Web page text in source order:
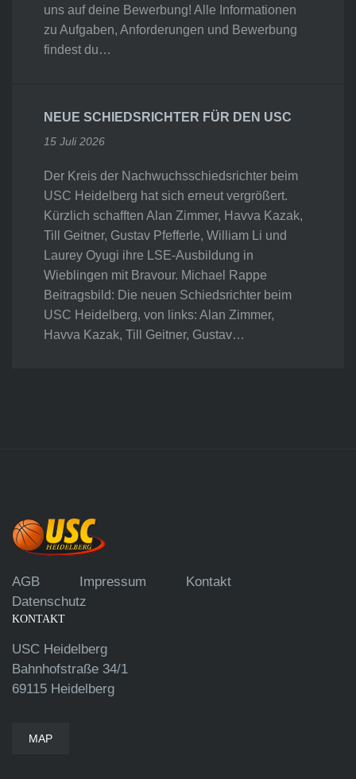
uns auf deine Bewerbung! Alle Informationen
zu Aufgaben, Anforderungen und Bewerbung
findest du…
NEUE SCHIEDSRICHTER FÜR DEN USC
15 Juli 2026
Der Kreis der Nachwuchsschiedsrichter beim
USC Heidelberg hat sich erneut vergrößert.
Kürzlich schafften Alan Zimmer, Havva Kazak,
Till Geitner, Gustav Pfefferle, William Li und
Laurey Oyugi ihre LSE-Ausbildung in
Wieblingen mit Bravour. Michael Rappe
Beitragsbild: Die neuen Schiedsrichter beim
USC Heidelberg, von links: Alan Zimmer,
Havva Kazak, Till Geitner, Gustav…
AGB Impressum
Kontakt
Datenschutz
KONTAKT
USC Heidelberg
Bahnhofstraße 34/1
69115 Heidelberg
MAP